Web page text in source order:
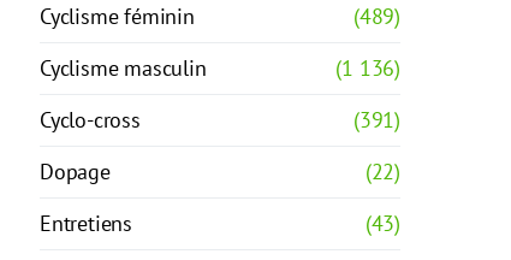
Cyclisme féminin
(489)
Cyclisme masculin
(1 136)
Cyclo-cross
(391)
Dopage
(22)
Entretiens
(43)